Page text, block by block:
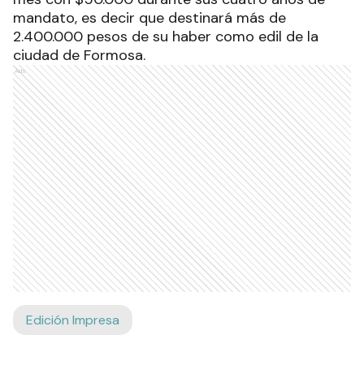
mandato, es decir que destinará más de
2.400.000 pesos de su haber como edil de la
ciudad de Formosa.
Ads
Edición Impresa